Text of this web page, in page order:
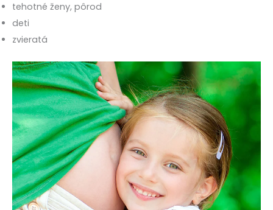
tehotné ženy, pôrod
deti
zvieratá